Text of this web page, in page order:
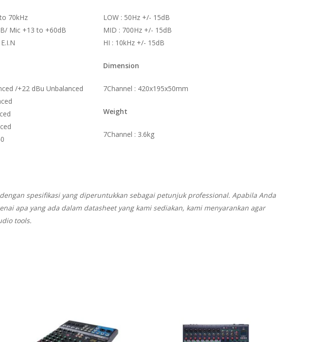
70kHz
Mic +13 to +60dB
/+22 dBu Unbalanced
LOW : 50Hz +/- 15dB
MID : 700Hz +/- 15dB
HI : 10kHz +/- 15dB
Dimension
7Channel : 420x195x50mm
Weight
7Channel : 3.6kg
spesifikasi yang diperuntukkan sebagai petunjuk professional. Apabila Anda
apa yang ada dalam datasheet yang kami sediakan, kami menyarankan agar
tools.